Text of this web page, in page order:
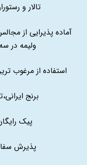
تالار و
آماده پذیرایی از
ولیمه در
استفاده از مرغوب
برنج
پیک
پذیرش